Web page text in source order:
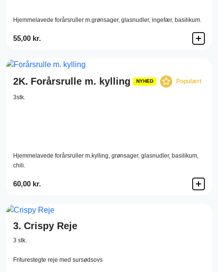
Hjemmelavede forårsruller m.grønsager, glasnudler, ingefær, basilikum.
55,00 kr.
2K. Forårsrulle m. kylling NYHED Populært
3stk.
Hjemmelavede forårsruller m.kylling, grønsager, glasnudler, basilikum,
chili.
60,00 kr.
3. Crispy Reje
3 stk.
Friturestegte reje med sursødsovs